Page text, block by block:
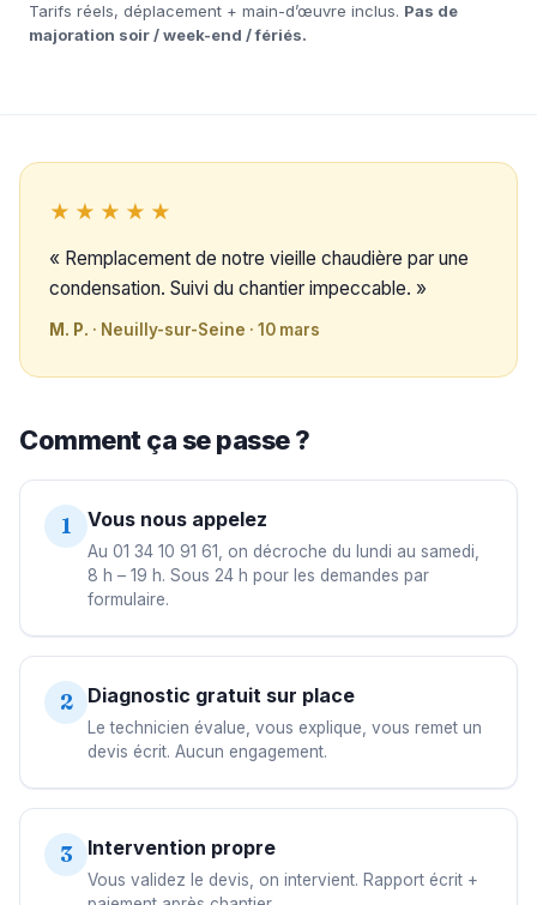
Tarifs réels, déplacement + main-d’œuvre inclus. Pas de
majoration soir / week-end / fériés.
★★★★★
« Remplacement de notre vieille chaudière par une
condensation. Suivi du chantier impeccable. »
M. P. · Neuilly-sur-Seine · 10 mars
Comment ça se passe ?
1 Vous nous appelez
Au 01 34 10 91 61, on décroche du lundi au samedi,
8 h – 19 h. Sous 24 h pour les demandes par
formulaire.
2 Diagnostic gratuit sur place
Le technicien évalue, vous explique, vous remet un
devis écrit. Aucun engagement.
3 Intervention propre
Vous validez le devis, on intervient. Rapport écrit +